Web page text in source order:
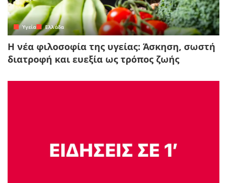
Yγεία Ελλάδα
Η νέα φιλοσοφία της υγείας: Άσκηση, σωστή
διατροφή και ευεξία ως τρόπος ζωής